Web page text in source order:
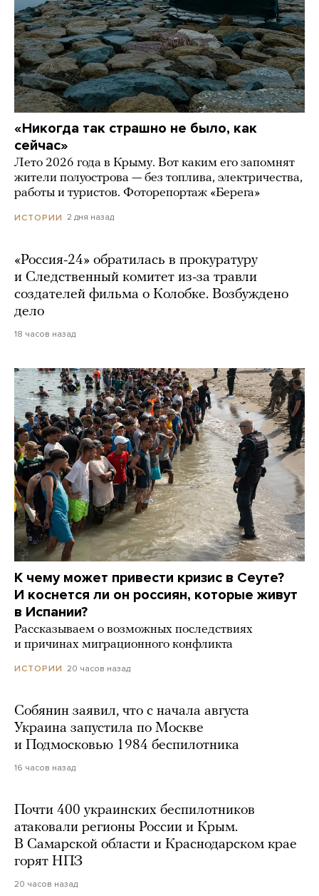
«Никогда так страшно не было, как
сейчас»
Лето 2026 года в Крыму. Вот каким его запомнят
жители полуострова — без топлива, электричества,
работы и туристов. Фоторепортаж «Берега»
ИСТОРИИ 2 дня назад
«Россия-24» обратилась в прокуратуру
и Следственный комитет из-за травли
создателей фильма о Колобке. Возбуждено
дело
18 часов назад
К чему может привести кризис в Сеуте?
И коснется ли он россиян, которые живут
в Испании?
Рассказываем о возможных последствиях
и причинах миграционного конфликта
ИСТОРИИ 20 часов назад
Собянин заявил, что с начала августа
Украина запустила по Москве
и Подмосковью 1984 беспилотника
16 часов назад
Почти 400 украинских беспилотников
атаковали регионы России и Крым.
В Самарской области и Краснодарском крае
горят НПЗ
20 часов назад